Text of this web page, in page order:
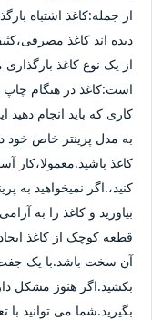
از جمله:کاغذ اشتباه
دیده اند کاغذ
از یک نوع کاغذ
است:کاغذ در هنگام
کاری که باید انجام
به مدل پرینتر خاص
کاغذ باشید.معمولا،کار
کنید،.اگر نمیخواهید به
بیاورید و کاغذ را به
قطعه کوچک از کاغذ
آن سخت باشد.با یک جفت
بکشید.اگر هنوز مشکل
بگیرید.شما می توانید با